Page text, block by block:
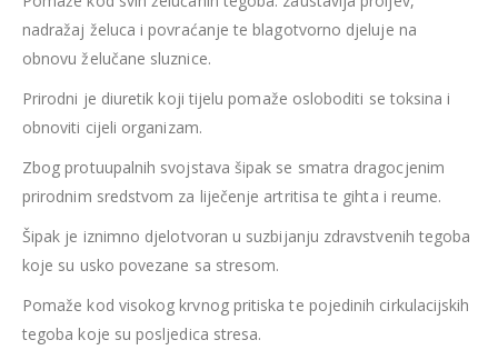
nadražaj želuca i povraćanje te blagotvorno djeluje na
obnovu želučane sluznice.
Prirodni je diuretik koji tijelu pomaže osloboditi se toksina i
obnoviti cijeli organizam.
Zbog protuupalnih svojstava šipak se smatra dragocjenim
prirodnim sredstvom za liječenje artritisa te gihta i reume.
Šipak je iznimno djelotvoran u suzbijanju zdravstvenih tegoba
koje su usko povezane sa stresom.
Pomaže kod visokog krvnog pritiska te pojedinih cirkulacijskih
tegoba koje su posljedica stresa.